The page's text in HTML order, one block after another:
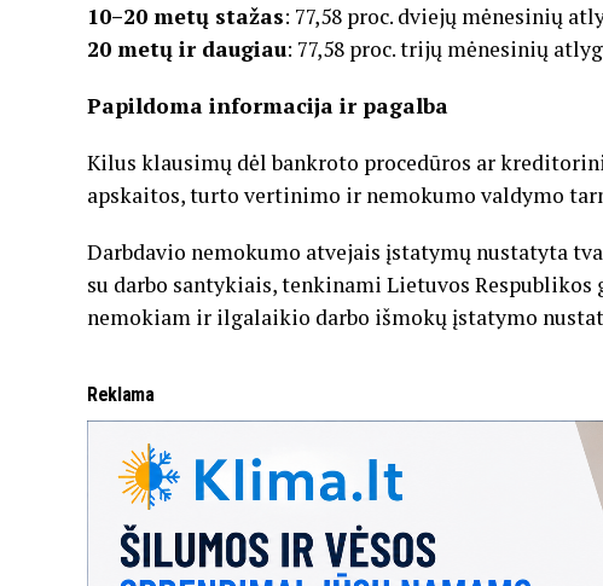
10–20 metų stažas: 77,58 proc. dviejų mėnesinių
20 metų ir daugiau: 77,58 proc. trijų mėnesinių
Papildoma informacija ir pagalba
Kilus klausimų dėl bankroto procedūros ar
apskaitos, turto vertinimo ir nemokumo valdymo
Darbdavio nemokumo atvejais įstatymų nustatyta
su darbo santykiais, tenkinami Lietuvos
nemokiam ir ilgalaikio darbo išmokų įstatymo
Reklama